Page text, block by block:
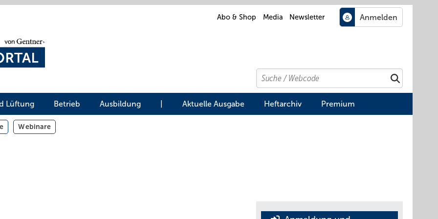
Abo & Shop Media Newsletter
Search
Suchen
Lüftung Betrieb Ausbildung Aktuelle Ausgabe Heftarchiv Premium
Webinare